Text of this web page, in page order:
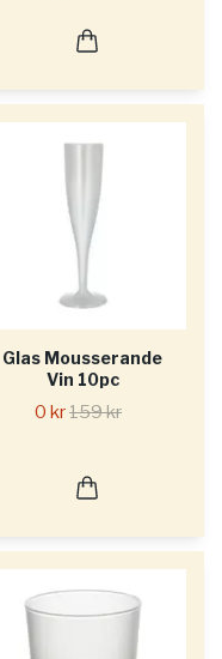
Glas Mousserande
Vin 10pc
0 kr159 kr